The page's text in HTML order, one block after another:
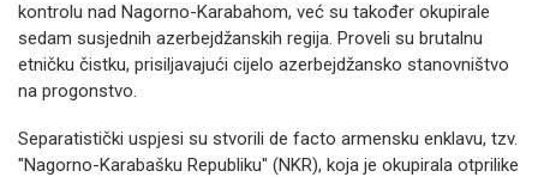
kontrolu nad Nagorno-Karabahom, već su također okupirale
sedam susjednih azerbejdžanskih regija. Proveli su brutalnu
etničku čistku, prisiljavajući cijelo azerbejdžansko stanovništvo
na progonstvo.
Separatistički uspjesi su stvorili de facto armensku enklavu, tzv.
"Nagorno-Karabašku Republiku" (NKR), koja je okupirala otprilike